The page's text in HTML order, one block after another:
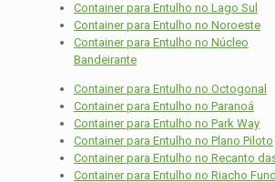
Container para Entulho no Lago Sul
Container para Entulho no Noroeste
Container para Entulho no Núcleo
Bandeirante
Container para Entulho no Octogonal
Container para Entulho no Paranoá
Container para Entulho no Park Way
Container para Entulho no Plano Piloto
Container para Entulho no Recanto
Container para Entulho no Riacho